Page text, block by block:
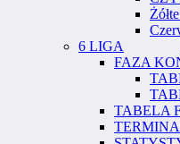
6 LIGA
FAZA
TABELA